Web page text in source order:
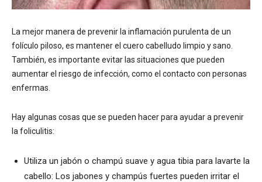
La mejor manera de prevenir la inflamación purulenta de un
folículo piloso, es mantener el cuero cabelludo limpio y sano.
También, es importante evitar las situaciones que pueden
aumentar el riesgo de infección, como el contacto con personas
enfermas.
Hay algunas cosas que se pueden hacer para ayudar a prevenir
la foliculitis:
Utiliza un jabón o champú suave y agua tibia para lavarte la
cabello: Los jabones y champús fuertes pueden irritar el